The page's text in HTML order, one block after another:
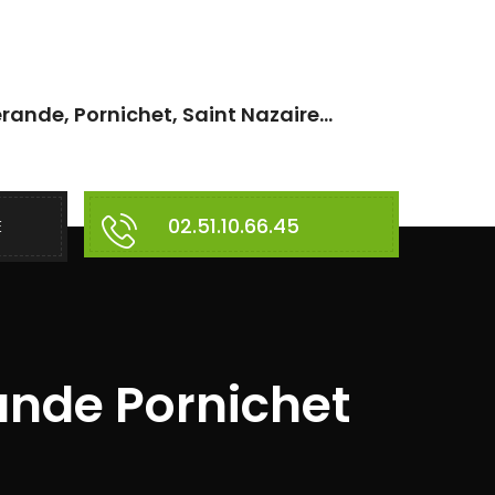
Pornichet, Saint Nazaire...
02.51.10.66.45
Pornichet